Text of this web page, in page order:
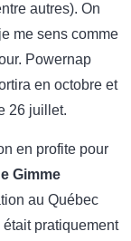
autres). On
me sens comme
Powernap
en octobre et
26 juillet.
en profite pour
Gimme
au Québec
pratiquement